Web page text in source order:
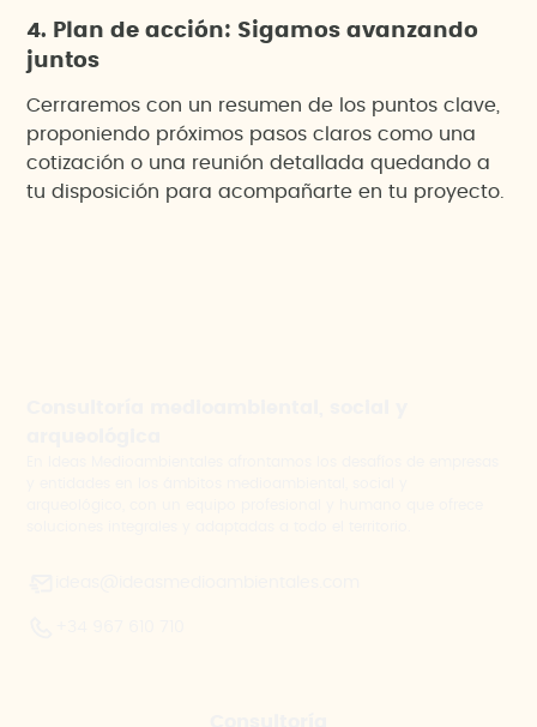
4. Plan de acción: Sigamos avanzando
juntos
Cerraremos con un resumen de los puntos clave,
proponiendo próximos pasos claros como una
cotización o una reunión detallada quedando a
tu disposición para acompañarte en tu proyecto.